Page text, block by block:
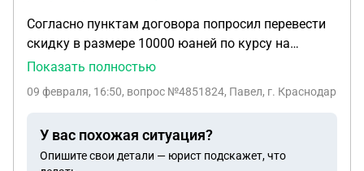
Согласно пунктам договора попросил перевести
скидку в размере 10000 юаней по курсу на
момент оплаты инвойса № KHJMS2025-12 -24-01.
экспортные документы, оплачены продавцу мной
Перевозка Хэйхе-Благовещенск и документы
оплачены мной Импортный брокер и документы
Показать полностью
09 февраля, 16:50, вопрос №4851824, Павел, г. Краснодар
У вас похожая ситуация?
Опишите свои детали — юрист подскажет, что